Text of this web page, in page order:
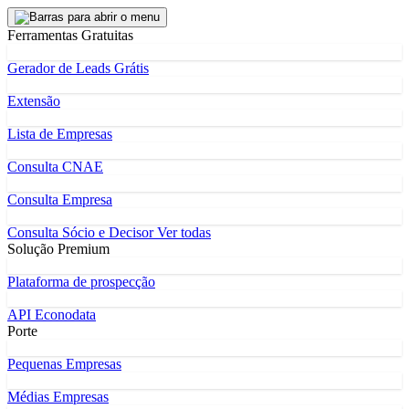
Ferramentas Gratuitas
Gerador de Leads Grátis
Extensão
Lista de Empresas
Consulta CNAE
Consulta Empresa
Consulta Sócio e DecisorVer todas
Solução Premium
Plataforma de prospecção
API Econodata
Porte
Pequenas Empresas
Médias Empresas